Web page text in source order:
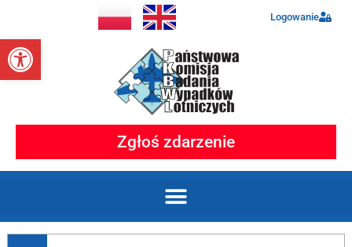
Otwórz pasek narzędzi
Logowanie
Zgłoś zdarzenie